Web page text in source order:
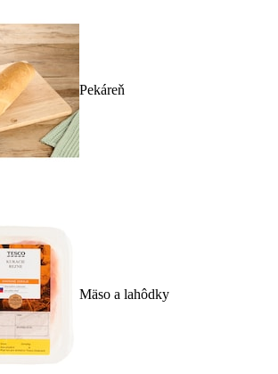
Pekáreň
Mäso a lahôdky